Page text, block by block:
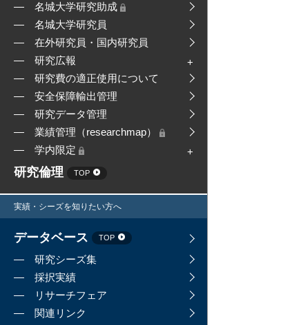
名城大学研究助成
名城大学研究員
在外研究員・国内研究員
研究広報
研究費の適正使用について
安全保障輸出管理
研究データ管理
業績管理（researchmap）
学内限定
研究倫理 TOP
実績・シーズを知りたい方へ
データベース TOP
研究シーズ集
採択実績
リサーチフェア
関連リンク